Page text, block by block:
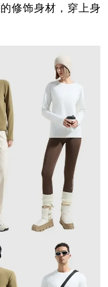
修饰身材，穿上身